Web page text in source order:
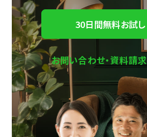
30日間無料お試し
お問い合わせ・資料請求